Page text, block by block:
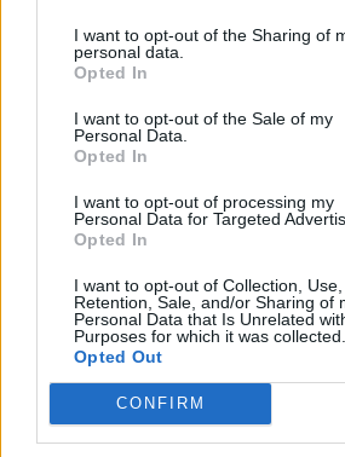
I want to opt-out of the Sharing of
personal data.
Opted In
I want to opt-out of the Sale of my
Personal Data.
Opted In
I want to opt-out of processing my
Personal Data for Targeted
Opted In
I want to opt-out of Collection, Use,
Retention, Sale, and/or Sharing of
Personal Data that Is Unrelated
Purposes for which it was collected.
Opted Out
CONFIRM
Partite Galles
2026 Portogallo
2016 Portogallo
Prossime partite
Portogallo 24/09
Danimarca
Galles 01/10